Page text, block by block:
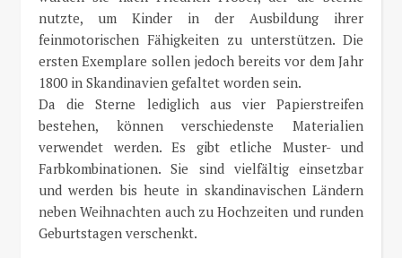
nutzte, um Kinder in der Ausbildung ihrer
feinmotorischen Fähigkeiten zu unterstützen. Die
ersten Exemplare sollen jedoch bereits vor dem Jahr
1800 in Skandinavien gefaltet worden sein.
Da die Sterne lediglich aus vier Papierstreifen
bestehen, können verschiedenste Materialien
verwendet werden. Es gibt etliche Muster- und
Farbkombinationen. Sie sind vielfältig einsetzbar
und werden bis heute in skandinavischen Ländern
neben Weihnachten auch zu Hochzeiten und runden
Geburtstagen verschenkt.